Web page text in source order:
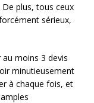
plus, tous ceux
sérieux,
au moins 3 devis
minutieusement
à chaque fois, et